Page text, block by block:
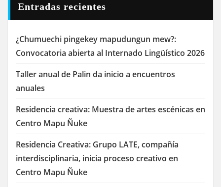
Entradas recientes
¿Chumuechi pingekey mapudungun mew?:
Convocatoria abierta al Internado Lingüístico 2026
Taller anual de Palin da inicio a encuentros
anuales
Residencia creativa: Muestra de artes escénicas en
Centro Mapu Ñuke
Residencia Creativa: Grupo LATE, compañía
interdisciplinaria, inicia proceso creativo en
Centro Mapu Ñuke